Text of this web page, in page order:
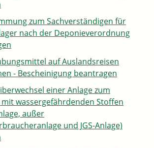
zum Sachverständigen für
nach der Deponieverordnung
auf Auslandsreisen
- Bescheinigung beantragen
einer Anlage zum
wassergefährdenden Stoffen
außer
und JGS-Anlage)